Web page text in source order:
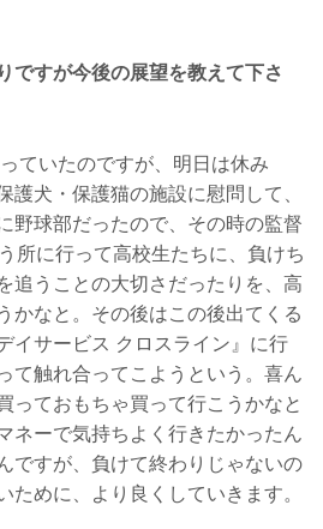
すが今後の展望を教えて下さ
ていたのですが、明日は休み
護犬・保護猫の施設に慰問して、
野球部だったので、その時の監督
所に行って高校生たちに、負けち
追うことの大切さだったりを、高
かなと。その後はこの後出てくる
イサービス クロスライン』に行
て触れ合ってこようという。喜ん
っておもちゃ買って行こうかなと
ネーで気持ちよく行きたかったん
ですが、負けて終わりじゃないの
ために、より良くしていきます。